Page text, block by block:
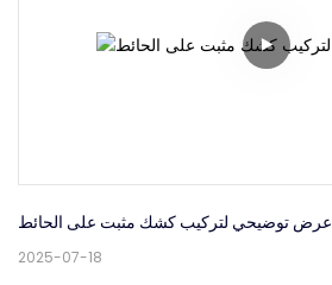
عرض توضيحي لتركيب كشك مثبت على الحائط
2025-07-18